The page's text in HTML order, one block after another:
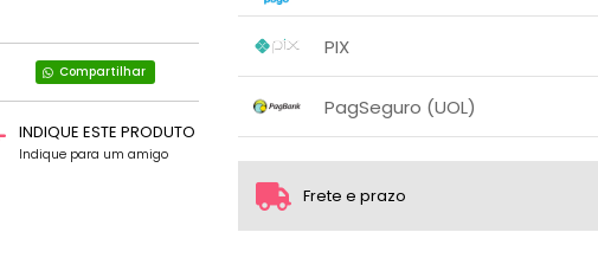
Compartilhar
INDIQUE ESTE PRODUTO
Indique para um amigo
2x com juros de R$ 23,29
4x com juros de R$ 12,19
PIX
PagSeguro (UOL)
3x com juros de R$ 16,57
Frete e prazo